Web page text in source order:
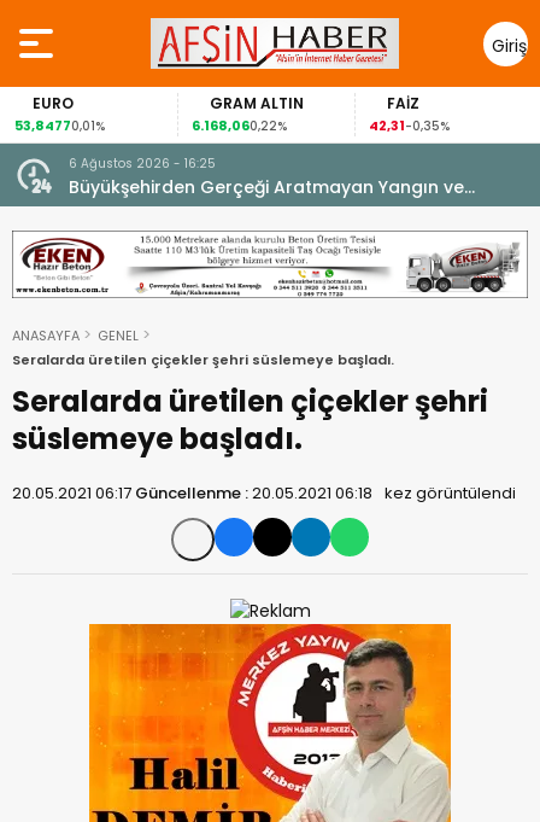
Giriş
Yap
GRAM ALTIN
0,22% -0,35%
6 Ağustos 2026 - 16:25
Büyükşehirden Gerçeği Aratmayan Yangın ve
Kurtarma Tatbikatı.
ANASAYFA
GENEL
Seralarda üretilen çiçekler şehri süslemeye başladı.
Seralarda üretilen çiçekler şehri
süslemeye başladı.
20.05.2021 06:17 Güncellenme :20.05.2021 06:18 kez görüntülendi